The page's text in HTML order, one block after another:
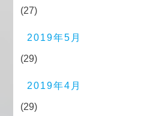
(27)
2019年5月
(29)
2019年4月
(29)